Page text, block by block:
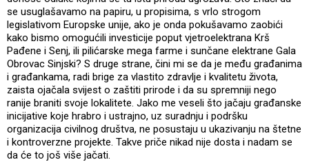
se usuglašavamo na papiru, u propisima, s vrlo strogom
legislativom Europske unije, ako je onda pokušavamo zaobići
kako bismo omogućili investicije poput vjetroelektrana Krš
Pađene i Senj, ili pilićarske mega farme i sunčane elektrane Gala
Obrovac Sinjski? S druge strane, čini mi se da je među građanima
i građankama, radi brige za vlastito zdravlje i kvalitetu života,
zaista ojačala svijest o zaštiti prirode i da su spremniji nego
ranije braniti svoje lokalitete. Jako me veseli što jačaju građanske
inicijative koje hrabro i ustrajno, uz suradnju i podršku
organizacija civilnog društva, ne posustaju u ukazivanju na štetne
i kontroverzne projekte. Takve priče nikad nije dosta i nadam se
da će to još više jačati.